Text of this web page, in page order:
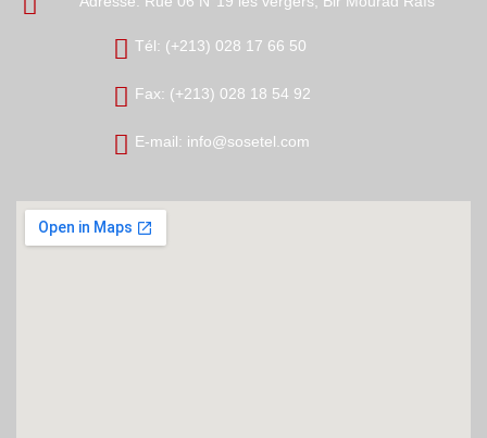
Tél: (+213) 028 17 66 50
Fax: (+213) 028 18 54 92
E-mail: info@sosetel.com